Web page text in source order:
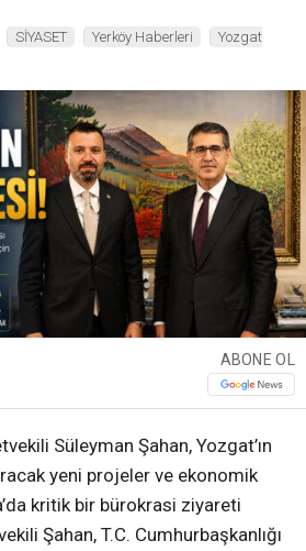
SİYASET Yerköy Haberleri
Yozgat
ABONE OL
Süleyman Şahan, Yozgat’ın
yeni projeler ve ekonomik
kritik bir bürokrasi ziyareti
Şahan, T.C. Cumhurbaşkanlığı